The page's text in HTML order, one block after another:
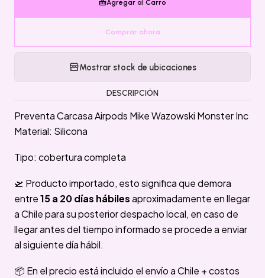
Agregar al Carro
Comprar ahora
Mostrar stock de ubicaciones
DESCRIPCIÓN
Preventa Carcasa Airpods Mike Wazowski Monster Inc
Material: Silicona
Tipo: cobertura completa
🛫 Producto importado, esto significa que demora
entre15 a 20 días hábilesaproximadamente en llegar
a Chile para su posterior despacho local, en caso de
llegar antes del tiempo informado se procede a enviar
al siguiente día hábil.
📦 En el precio está incluido el envío a Chile + costos